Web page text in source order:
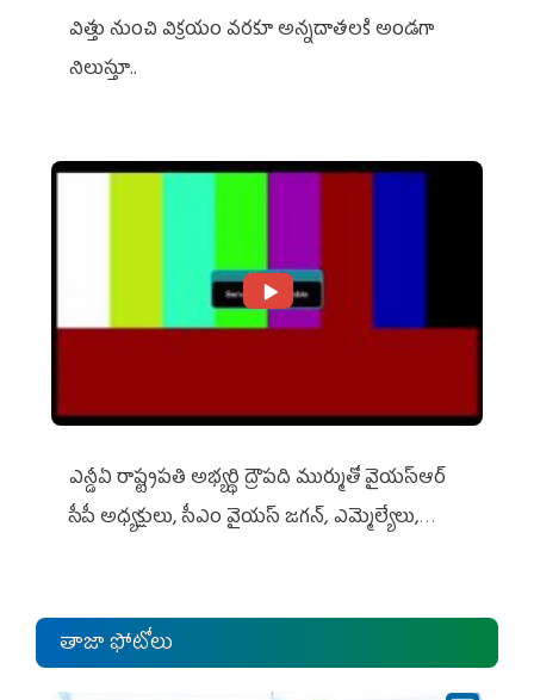
విత్తు నుంచి విక్రయం వరకూ అన్నదాతలకి అండగా
నిలుస్తూ..
ఎన్డీఏ రాష్ట్ర‌ప‌తి అభ్య‌ర్థి ద్రౌప‌ది ముర్ముతో వైయ‌స్ఆర్
సీపీ అధ్య‌క్షులు, సీఎం వైయ‌స్ జ‌గ‌న్, ఎమ్మెల్యేలు,
తాజా ఫోటోలు